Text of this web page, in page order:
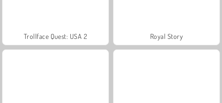
Trollface Quest: USA 2 Royal Story